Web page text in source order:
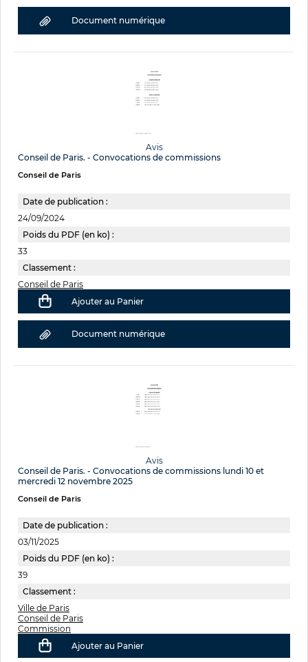
Document numérique
Avis
Conseil de Paris. - Convocations de commissions
Conseil de Paris
Date de publication :
24/09/2024
Poids du PDF (en ko) :
33
Classement :
Conseil de Paris
Ajouter au Panier
Document numérique
Avis
Conseil de Paris. - Convocations de commissions lundi 10 et
mercredi 12 novembre 2025
Conseil de Paris
Date de publication :
03/11/2025
Poids du PDF (en ko) :
39
Classement :
Ville de Paris
Conseil de Paris
Commission
Ajouter au Panier